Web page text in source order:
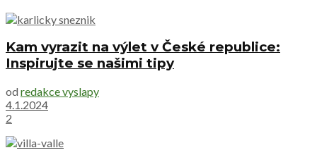
Kam vyrazit na výlet v České republice:
Inspirujte se našimi tipy
od redakce vyslapy
4.1.2024
2